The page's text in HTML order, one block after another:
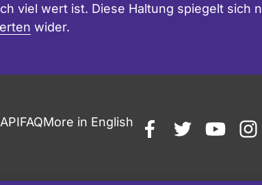
viel wert ist. Diese Haltung spiegelt sich
wider.
APIFAQMore in English
facebooktwitteryoutube